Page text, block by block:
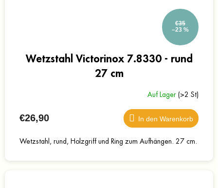
€35
–23 %
Wetzstahl Victorinox 7.8330 - rund
27 cm
Auf Lager (>2 St)
€26,90 In den Warenkorb
Wetzstahl, rund, Holzgriff und Ring zum Aufhängen. 27 cm.